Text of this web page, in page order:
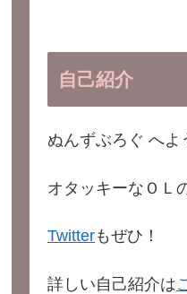
自己紹介
ぬんずぶろぐ へよ
オタッキーなＯＬ
Twitterもぜひ！
詳しい自己紹介は